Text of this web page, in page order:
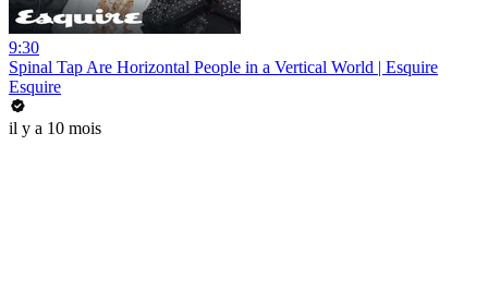
9:30
Spinal Tap Are Horizontal People in a Vertical World | Esquire
Esquire
il y a 10 mois